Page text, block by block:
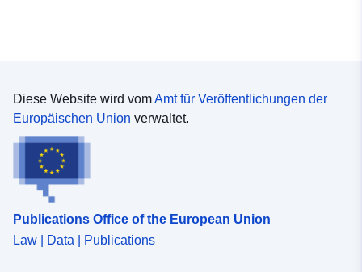
Diese Website wird vomAmt für Veröffentlichungen der
Europäischen Union verwaltet.
Publications Office of the European Union
Law | Data | Publications